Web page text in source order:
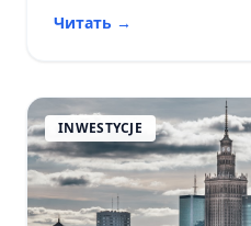
Читать →
INWESTYCJE